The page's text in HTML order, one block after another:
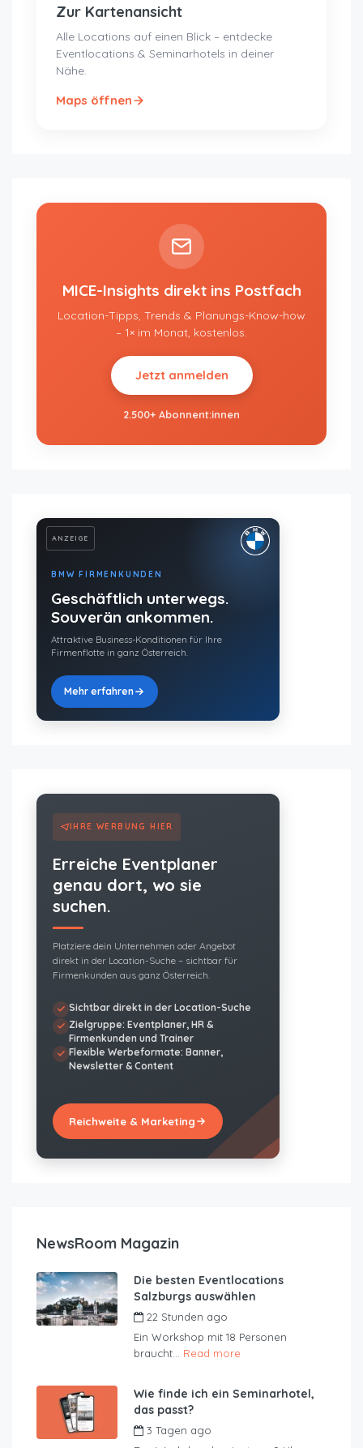
Zur Kartenansicht
Alle Locations auf einen Blick – entdecke
Eventlocations & Seminarhotels in deiner
Nähe.
Maps öffnen
MICE-Insights direkt ins Postfach
Location-Tipps, Trends & Planungs-Know-how
– 1× im Monat, kostenlos.
Jetzt anmelden
2.500+ Abonnent:innen
ANZEIGE
BMW FIRMENKUNDEN
Geschäftlich unterwegs.
Souverän ankommen.
Attraktive Business-Konditionen für Ihre
Firmenflotte in ganz Österreich.
Mehr erfahren
IHRE WERBUNG HIER
Erreiche Eventplaner
genau dort, wo sie
suchen.
Platziere dein Unternehmen oder Angebot
direkt in der Location-Suche – sichtbar für
Firmenkunden aus ganz Österreich.
Sichtbar direkt in der Location-Suche
Zielgruppe: Eventplaner, HR &
Firmenkunden und Trainer
Flexible Werbeformate: Banner,
Newsletter & Content
Reichweite & Marketing
NewsRoom Magazin
Die besten Eventlocations
Salzburgs auswählen
22 Stunden ago
Ein Workshop mit 18 Personen
braucht... Read more
Wie finde ich ein Seminarhotel,
das passt?
3 Tagen ago